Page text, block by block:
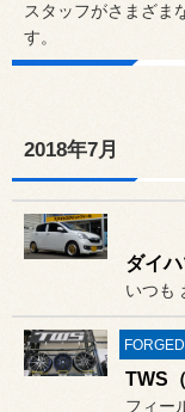
スタッフがさまざま
す。
2018年7月
いつも